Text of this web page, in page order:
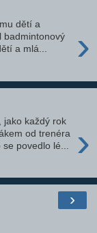
›
dětí a
badmintonový
a mlá...
›
jako každý rok
od trenéra
povedlo lé...
›